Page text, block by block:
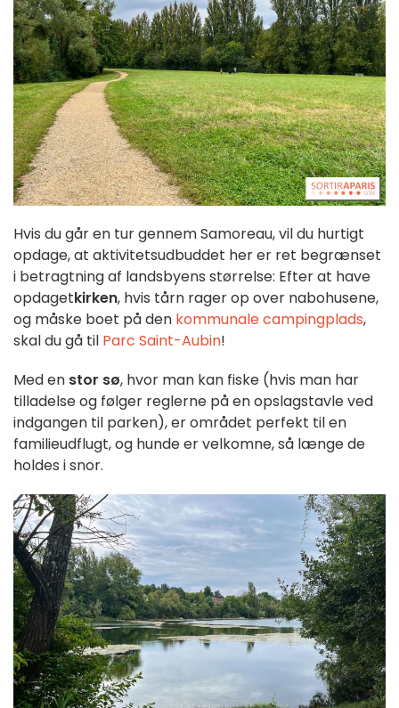
Hvis du går en tur gennem Samoreau, vil du hurtigt
opdage, at aktivitetsudbuddet her er ret begrænset
i betragtning af landsbyens størrelse: Efter at have
opdagetkirken, hvis tårn rager op over nabohusene,
og måske boet på den kommunale campingplads,
skal du gå til Parc Saint-Aubin!
Med en stor sø, hvor man kan fiske (hvis man har
tilladelse og følger reglerne på en opslagstavle ved
indgangen til parken), er området perfekt til en
familieudflugt, og hunde er velkomne, så længe de
holdes i snor.